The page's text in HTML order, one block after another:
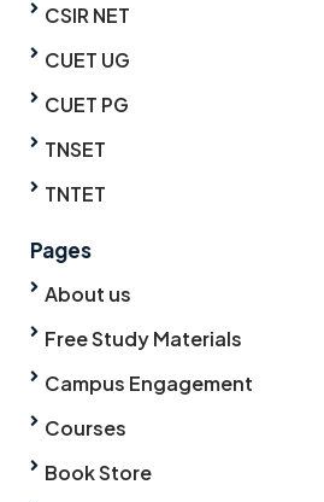
CSIR NET
CUET UG
CUET PG
TNSET
TNTET
Pages
About us
Free Study Materials
Campus Engagement
Courses
Book Store